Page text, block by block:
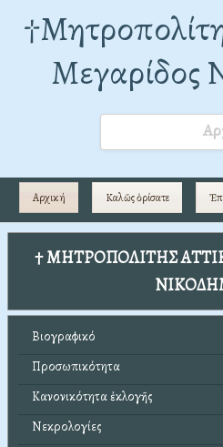
Μεγαρίδος
Αρχική Καλῶς ὁρίσατε
† ΜΗΤΡΟΠΟΛΙΤΗΣ
Βιογραφικό
Προσωπικότητα
Κανονικότητα ἐκλογῆς
Νεκρολογίες